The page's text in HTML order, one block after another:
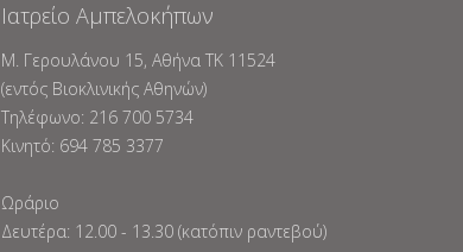
Ιατρείο Αμπελοκήπων
Μ. Γερουλάνου 15, Αθήνα ΤΚ 11524
(εντός Βιοκλινικής Αθηνών)
Tηλέφωνο: 216 700 5734
Κινητό: 694 785 3377
Ωράριο
Δευτέρα: 12.00 - 13.30 (κατόπιν ραντεβού)